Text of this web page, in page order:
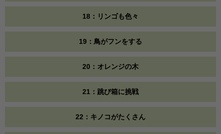
18：リンゴも色々
19：鳥がフンをする
20：オレンジの木
21：跳び箱に挑戦
22：キノコがたくさん